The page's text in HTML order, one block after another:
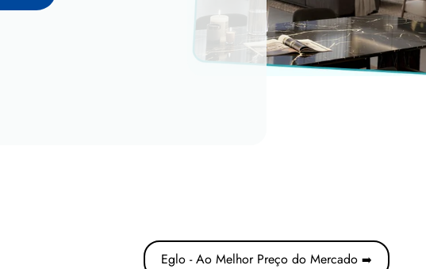
Eglo - Ao Melhor Preço do Mercado ➡️